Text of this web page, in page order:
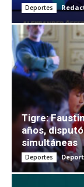
Deportes
Tigre:
años,
simultáneas
Deportes